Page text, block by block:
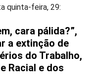
quinta-feira, 29:
cara pálida?”,
a extinção de
do Trabalho,
Racial e dos